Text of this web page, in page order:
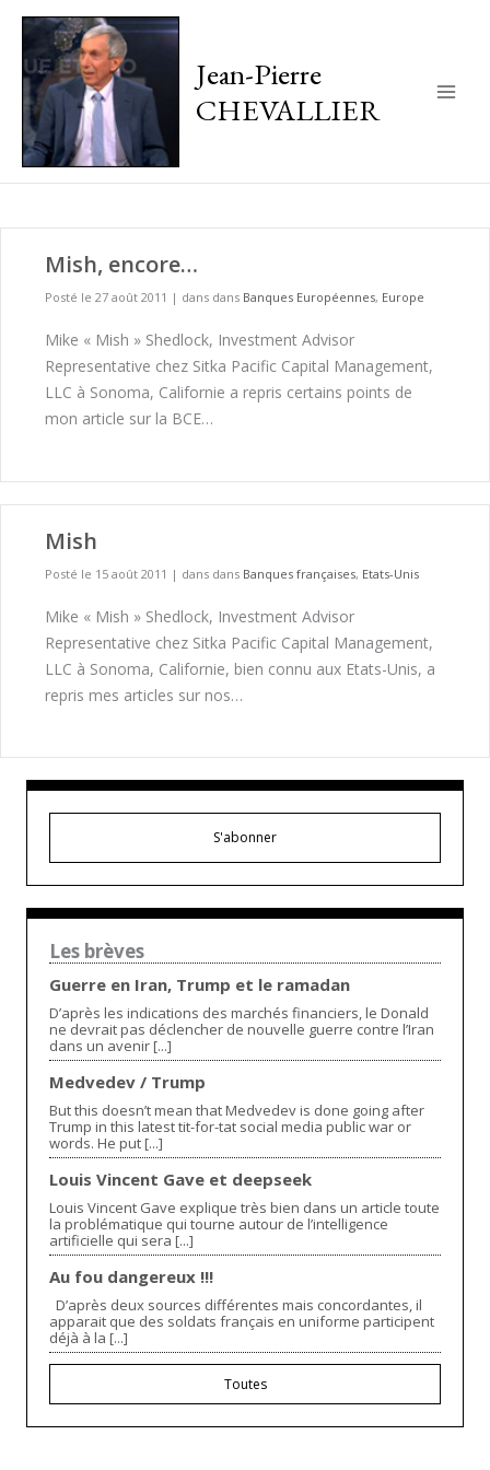
Jean-Pierre
CHEVALLIER
Mish, encore…
Posté le 27 août 2011 | dans dans Banques Européennes, Europe
Mike « Mish » Shedlock, Investment Advisor
Representative chez Sitka Pacific Capital Management,
LLC à Sonoma, Californie a repris certains points de
mon article sur la BCE…
Mish
Posté le 15 août 2011 | dans dans Banques françaises, Etats-Unis
Mike « Mish » Shedlock, Investment Advisor
Representative chez Sitka Pacific Capital Management,
LLC à Sonoma, Californie, bien connu aux Etats-Unis, a
repris mes articles sur nos…
S'abonner
Les brèves
Guerre en Iran, Trump et le ramadan
D’après les indications des marchés financiers, le Donald
ne devrait pas déclencher de nouvelle guerre contre l’Iran
dans un avenir [...]
Medvedev / Trump
But this doesn’t mean that Medvedev is done going after
Trump in this latest tit-for-tat social media public war or
words. He put [...]
Louis Vincent Gave et deepseek
Louis Vincent Gave explique très bien dans un article toute
la problématique qui tourne autour de l’intelligence
artificielle qui sera [...]
Au fou dangereux !!!
D’après deux sources différentes mais concordantes, il
apparait que des soldats français en uniforme participent
déjà à la [...]
Toutes